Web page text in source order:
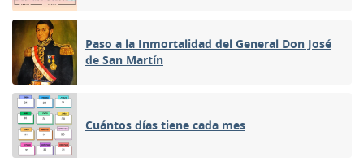
Paso a la Inmortalidad del General Don José
de San Martín
Cuántos días tiene cada mes